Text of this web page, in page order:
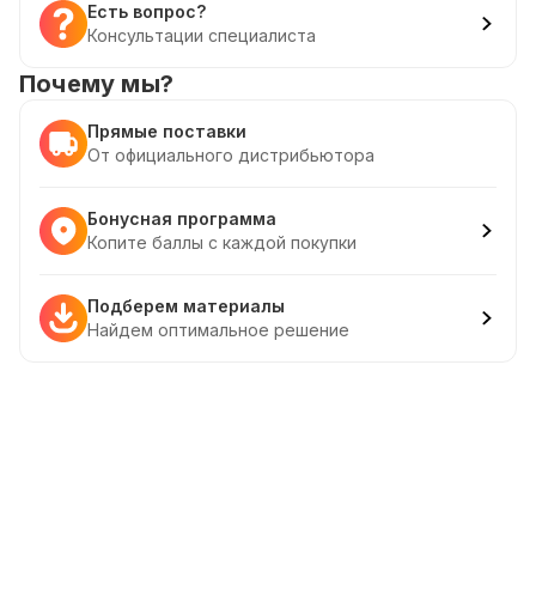
Есть вопрос?
Консультации специалиста
Почему мы?
Прямые поставки
От официального дистрибьютора
Бонусная программа
Копите баллы с каждой покупки
Подберем материалы
Найдем оптимальное решение